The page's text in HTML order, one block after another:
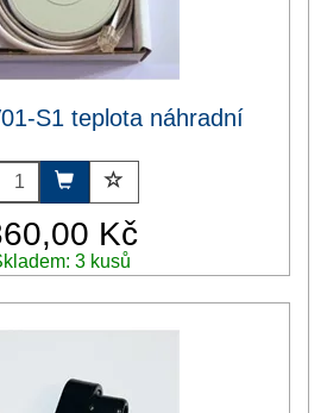
S1 teplota náhradní
Kč
3 kusů